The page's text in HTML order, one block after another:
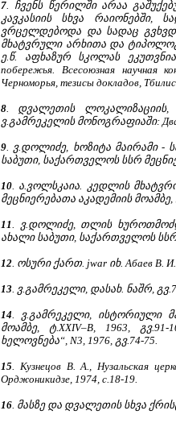
7 . ჩვენს წერილში არაა
კავკასიის სხვა
ვრცელდებოდა და სადაც
მხატვრული არხითა და
ე.წ. აფხაზურ სკოლას ეკუთვნიან
побережья. Всесоюзная научная
Черноморья, тезисы докладов,
8 . დვალეთის ლოკალიზაციის,
ვ.გამრეკელის მონოგრაფიაში:
9 . ვ.დოლიძე, ხოზიტა მაირამი
საბუთი, საქართველოს სსრ
10 . ა.ვოლსკაია. კედლის
მეცნიერებათა აკადემიის მოამბე,
11
. ვ.დოლიძე, თლის
ახალი საბუთი, საქართველოს სსრ
12 . ოსური ქართ. jwar იხ. Абаев В.
13 . ვ.გამრეკელი, დასახ. ნაშრ,
14 . ვ.გამრეკელი, ისტორიული
მოამბე, ტ.XXIV–B, 1963,
ხელოვნება“, N3, 1976, გვ.74-75.
15 . Кузнецов В. А., Нузальская
Орджоникидзе, 1974, с.18-19.
16 . მასზე და დვალეთის სხვა